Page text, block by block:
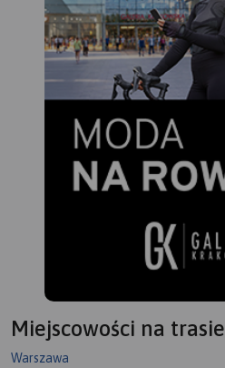
Miejscowości na trasie
Warszawa